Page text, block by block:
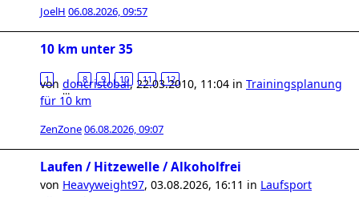
JoelH 06.08.2026, 09:57
10 km unter 35
1
…
8 9 10 11 12
von doncristobal, 22.03.2010, 11:04 in Trainingsplanung
für 10 km
ZenZone06.08.2026, 09:07
Laufen / Hitzewelle / Alkoholfrei
von Heavyweight97, 03.08.2026, 16:11 in Laufsport